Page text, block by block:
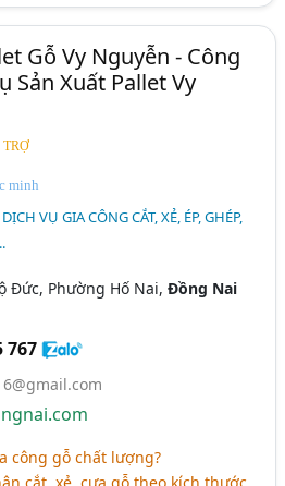
Gỗ Vy Nguyễn - Công
Sản Xuất Pallet Vy
minh
VỤ GIA CÔNG CẮT, XẺ, ÉP, GHÉP,
Đức, Phường Hố Nai,Đồng Nai
767
công gỗ chất lượng?
cắt, xẻ, cưa gỗ theo kích thước